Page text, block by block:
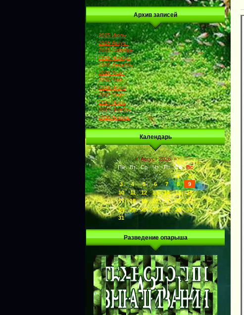
Архив записей
2015 Июль
2015 Август
2015 Октябрь
2015 Ноябрь
2015 Декабрь
2016 Март
2016 Май
2016 Июль
2017 Март
2017 Июль
2017 Ноябрь
2018 Апрель
Календарь
« Август 2026 »
Пн
Вт Ср Чт Пт Сб
Вс
1
2
3
4 5 6 7 8
9
10
11 12 13 14 15
16
17
18 19 20 21 22
23
24
25 26 27 28 29
30
31
Разведение опарыша